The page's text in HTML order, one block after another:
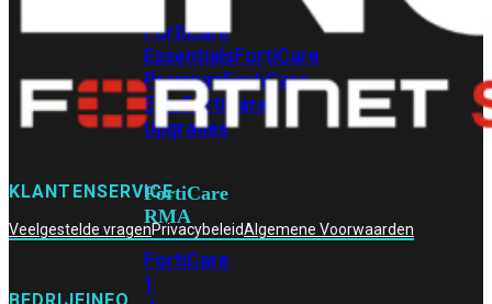
FortiCare
EssentialsFortiCare
PremiumFortiCare
EliteFortiCare
Upgrades
FortiCare
RMA
FortiCare
1
KLANTENSERVICE
Veelgestelde vragenPrivacybeleidAlgemene Voorwaarden